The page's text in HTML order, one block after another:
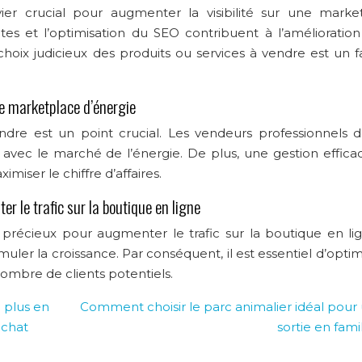
crucial pour augmenter la visibilité sur une
et l’optimisation du SEO contribuent à
judicieux des produits ou services à vendre est un
d’énergie
est un point crucial. Les vendeurs professionnels
le marché de l’énergie. De plus, une gestion
le chiffre d’affaires.
le trafic sur la boutique en ligne
pour augmenter le trafic sur la boutique en
la croissance. Par conséquent, il est essentiel
de clients potentiels.
plus en
Comment choisir le parc animalier idéal pour
sortie en